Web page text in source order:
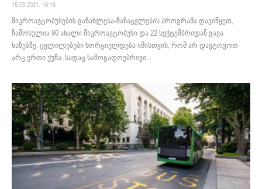
15.09.2021. 16:16
მიკროავტობუსების განახლება-ჩანაცვლების პროგრამა დავიწყეთ,
ჩამოსულია 90 ახალი მიკროავტობუსი და 22 სექტემბრიდან გავა
ხაზებზე. ცვლილებები ხორციელდება იმისთვის, რომ არ დავტოვოთ
არც ერთი ქუჩა, სადაც საზოგადოებრივი...